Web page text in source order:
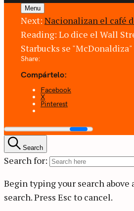
Menu
Next: Nacionalizan el café
Reading: Lo dice el Wall
Starbucks se "McDonaldiza"
Share:
Compártelo:
Facebook
X
Pinterest
Search
Search for:
Begin typing your search above
search.Press Esc to cancel.